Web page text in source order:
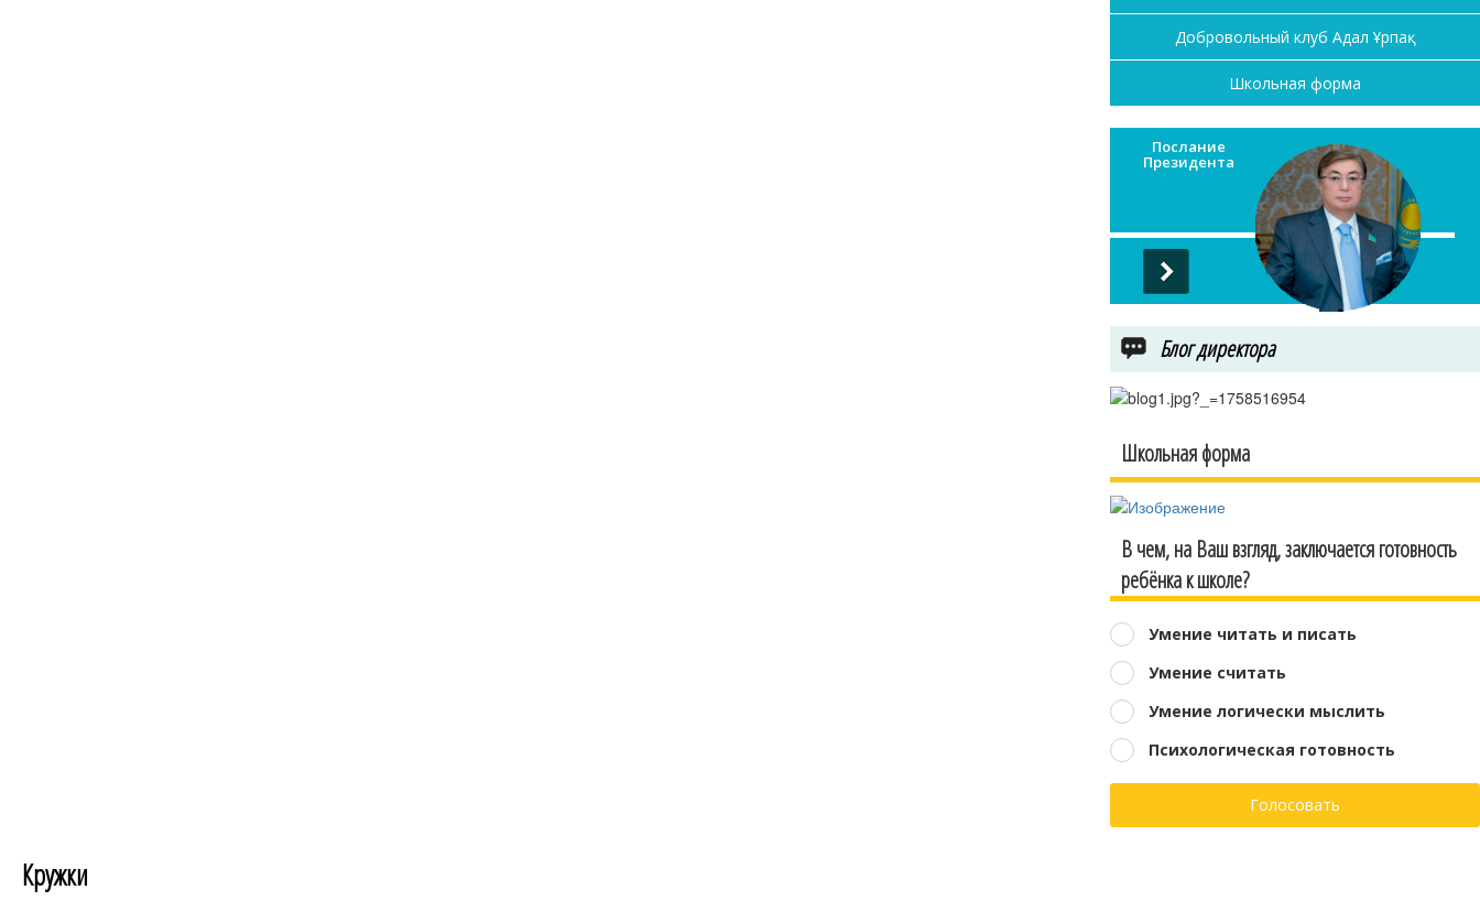
Добровольный клуб Адал Ұрпақ
Школьная форма
Послание
Президента
Блог директора
Школьная форма
В чем, на Ваш взгляд, заключается готовность
ребёнка к школе?
Умение читать и писать
Умение считать
Умение логически мыслить
Психологическая готовность
Голосовать
Кружки